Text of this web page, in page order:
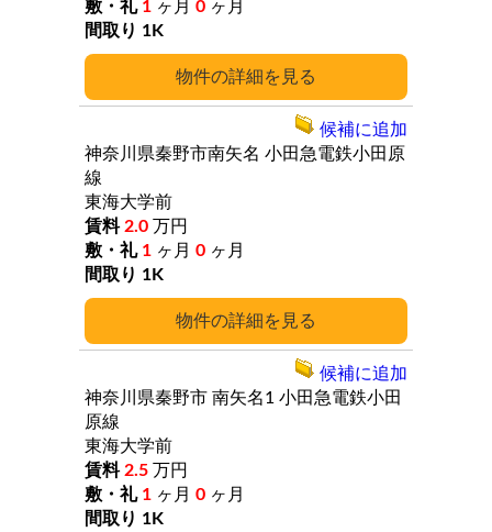
詳細
1 ヶ月 0 ヶ月
1K
詳細
神奈川県秦野市南矢名 小田急電鉄小田原
線
東海大学前
2.0 万円
1 ヶ月 0 ヶ月
1K
候補に追加
神奈川県秦野市 南矢名1 小田急電鉄小田
原線
東海大学前
2.5 万円
1 ヶ月 0 ヶ月
1K
候補に追加